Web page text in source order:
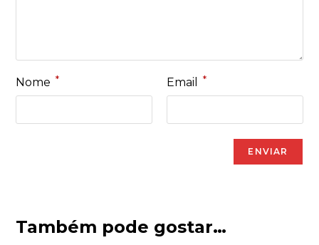
Nome * Email *
Também pode gostar…